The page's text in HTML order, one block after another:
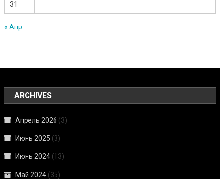
31
« Апр
ARCHIVES
Апрель 2026 (3)
Июнь 2025 (3)
Июнь 2024 (13)
Май 2024 (35)